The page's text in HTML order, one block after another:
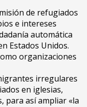
de refugiados
e intereses
automática
Estados Unidos.
organizaciones
irregulares
en iglesias,
para así ampliar «la